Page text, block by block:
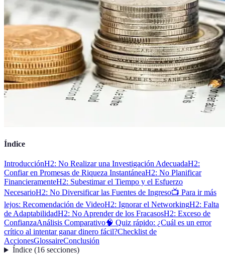
Índice
IntroducciónH2: No Realizar una Investigación AdecuadaH2:
Confiar en Promesas de Riqueza InstantáneaH2: No Planificar
FinancieramenteH2: Subestimar el Tiempo y el Esfuerzo
NecesarioH2: No Diversificar las Fuentes de Ingreso📺 Para ir más
lejos: Recomendación de VideoH2: Ignorar el NetworkingH2: Falta
de AdaptabilidadH2: No Aprender de los FracasosH2: Exceso de
ConfianzaAnálisis Comparativo🧠 Quiz rápido: ¿Cuál es un error
crítico al intentar ganar dinero fácil?Checklist de
AccionesGlossaireConclusión
Índice(16 secciones)